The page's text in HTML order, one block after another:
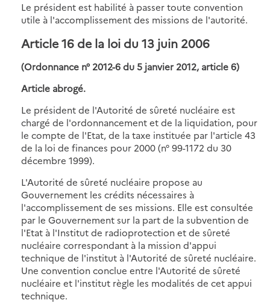
Le président est habilité à passer toute convention
utile à l'accomplissement des missions de l'autorité.
Article 16 de la loi du 13 juin 2006
(Ordonnance n° 2012-6 du 5 janvier 2012, article 6)
Article abrogé.
Le président de l'Autorité de sûreté nucléaire est
chargé de l'ordonnancement et de la liquidation, pour
le compte de l'Etat, de la taxe instituée par l'article 43
de la loi de finances pour 2000 (n° 99-1172 du 30
décembre 1999).
L'Autorité de sûreté nucléaire propose au
Gouvernement les crédits nécessaires à
l'accomplissement de ses missions. Elle est consultée
par le Gouvernement sur la part de la subvention de
l'Etat à l'Institut de radioprotection et de sûreté
nucléaire correspondant à la mission d'appui
technique de l'institut à l'Autorité de sûreté nucléaire.
Une convention conclue entre l'Autorité de sûreté
nucléaire et l'institut règle les modalités de cet appui
technique.